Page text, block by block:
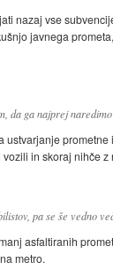
nazaj vse
javnega
da ga najprej naredimo
ustvarjanje
in skoraj nihče
pa se še vedno
asfaltiranih
metro.